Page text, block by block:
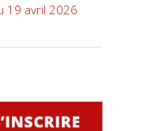
19 avril 2026